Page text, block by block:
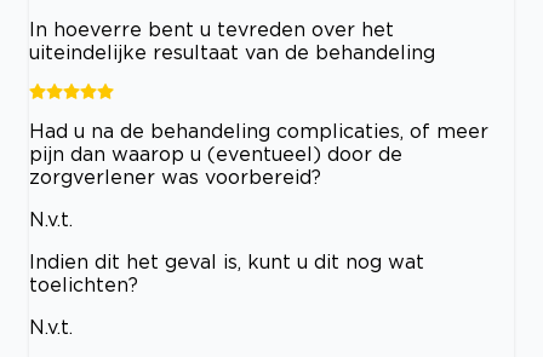
In hoeverre bent u tevreden over het
uiteindelijke resultaat van de behandeling
Had u na de behandeling complicaties, of meer
pijn dan waarop u (eventueel) door de
zorgverlener was voorbereid?
N.v.t.
Indien dit het geval is, kunt u dit nog wat
toelichten?
N.v.t.